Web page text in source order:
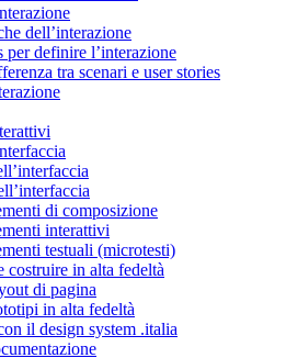
dell’interazione
per definire l’interazione
tra scenari e user stories
di composizione
interattivi
testuali (microtesti)
costruire in alta fedeltà
di pagina
in alta fedeltà
il design system .italia